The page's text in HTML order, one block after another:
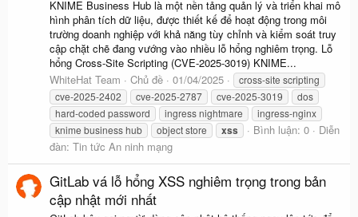
KNIME Business Hub là một nền tảng quản lý và triển khai mô
hình phân tích dữ liệu, được thiết kế để hoạt động trong môi
trường doanh nghiệp với khả năng tùy chỉnh và kiểm soát truy
cập chặt chẽ đang vướng vào nhiều lỗ hổng nghiêm trọng. Lỗ
hổng Cross-Site Scripting (CVE-2025-3019) KNIME...
WhiteHat Team
Chủ đề 01/04/2025
cross-site scripting
cve-2025-2402
cve-2025-2787 cve-2025-3019
dos
hard-coded password
ingress nightmare
ingress-nginx
knime business hub
object store xss Bình luận: 0
Diễn
đàn: Tin tức An ninh mạng
GitLab vá lỗ hổng XSS nghiêm trọng trong bản
cập nhật mới nhất